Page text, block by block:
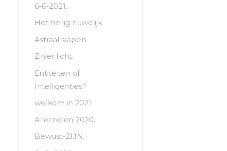
6-6-2021.
Het heilig huwelijk.
Astraal slapen.
Zilver licht.
Entiteiten of
Intelligenties?
welkom in 2021.
Allerzielen 2020.
Bewust-ZIJN.